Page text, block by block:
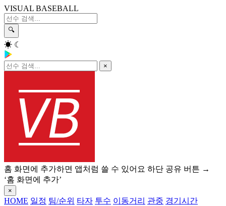
VISUAL BASEBALL
🔍
☀ ☾
×
홈 화면에 추가하면 앱처럼 쓸 수 있어요 하단 공유 버튼 →
‘홈 화면에 추가’
×
HOME 일정 팀/순위 타자 투수 이동거리 관중 경기시간